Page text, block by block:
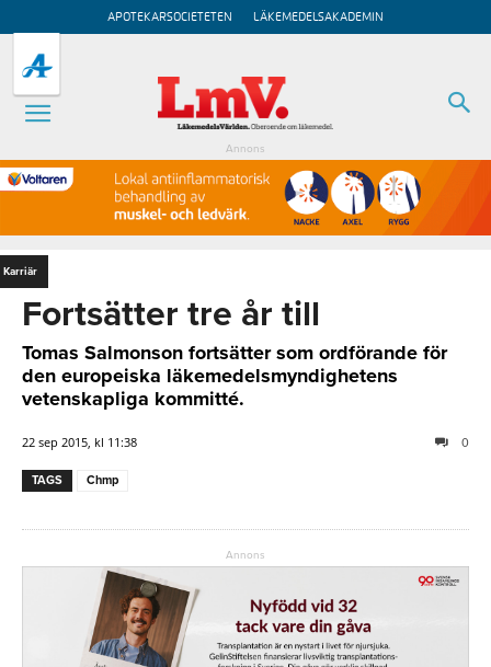
APOTEKARSOCIETETEN LÄKEMEDELSAKADEMIN
Annons
Karriär
Fortsätter tre år till
Tomas Salmonson fortsätter som ordförande för
den europeiska läkemedelsmyndighetens
vetenskapliga kommitté.
22 sep 2015, kl 11:38 0
TAGS Chmp
Annons